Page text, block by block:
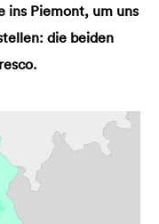
ins Piemont, um uns
die beiden